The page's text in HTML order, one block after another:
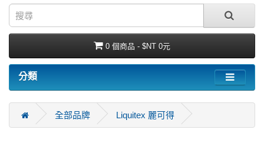
0 個商品 - $NT 0元
分類
全部品牌 Liquitex 麗可得